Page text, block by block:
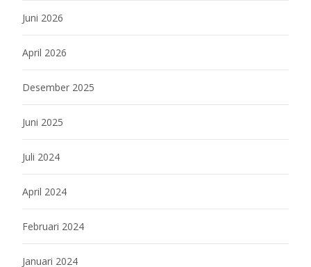
Juni 2026
April 2026
Desember 2025
Juni 2025
Juli 2024
April 2024
Februari 2024
Januari 2024